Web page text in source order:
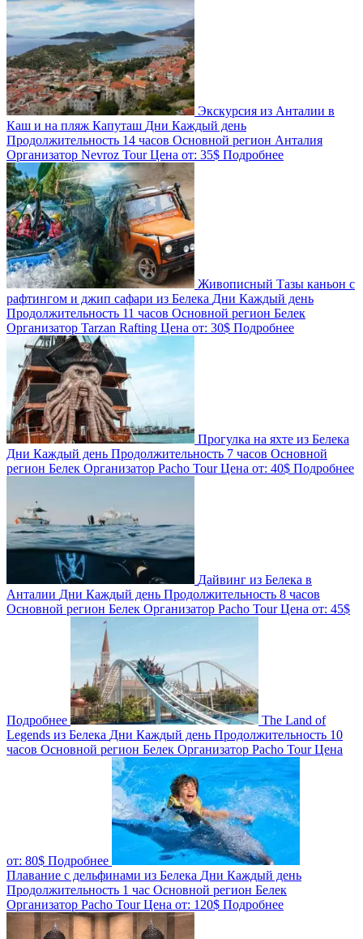
Экскурсия из Анталии в
Каш и на пляж Капуташ Дни Каждый день
Продолжительность 14 часов Основной регион Анталия
Организатор Nevroz TourЦена от: 35$ Подробнее
Живописный Тазы каньон с
рафтингом и джип сафари из Белека Дни Каждый день
Продолжительность 11 часов Основной регион Белек
Организатор Tarzan Rafting Цена от: 30$ Подробнее
Прогулка на яхте из Белека
Дни Каждый день Продолжительность 7 часов Основной
регион Белек Организатор Pacho TourЦена от: 40$ Подробнее
Дайвинг из Белека в
Анталии Дни Каждый день Продолжительность 8 часов
Основной регион Белек Организатор Pacho TourЦена от: 45$
Подробнее
The Land of
Legends из Белека Дни Каждый день Продолжительность 10
часов Основной регион Белек Организатор Pacho TourЦена
от: 80$ Подробнее
Плавание с дельфинами из Белека Дни Каждый день
Продолжительность 1 час Основной регион Белек
Организатор Pacho TourЦена от: 120$ Подробнее